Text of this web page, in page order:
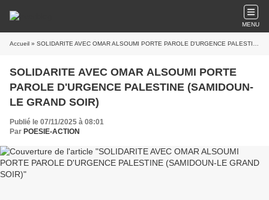
MENU
Accueil » SOLIDARITE AVEC OMAR ALSOUMI PORTE PAROLE D'URGENCE PALESTINE (SAMIDOUN-LE GRAND SOIR)
SOLIDARITE AVEC OMAR ALSOUMI PORTE
PAROLE D'URGENCE PALESTINE (SAMIDOUN-
LE GRAND SOIR)
Publié le 07/11/2025 à 08:01
Par POESIE-ACTION